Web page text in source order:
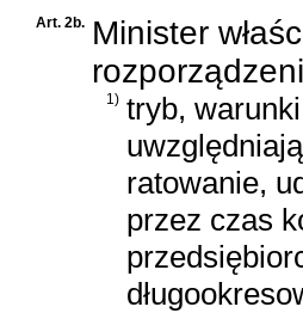
Art. 2b. Minister
1) tryb,
ratowanie,
przez czas